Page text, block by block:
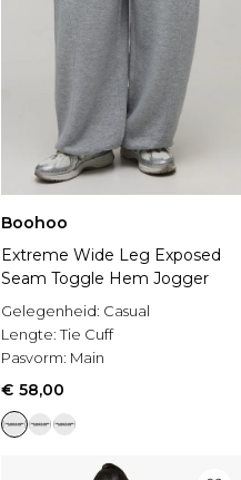
Boohoo
Extreme Wide Leg Exposed
Seam Toggle Hem Jogger
Gelegenheid: Casual
Lengte:Tie Cuff
Pasvorm: Main
€ 58,00